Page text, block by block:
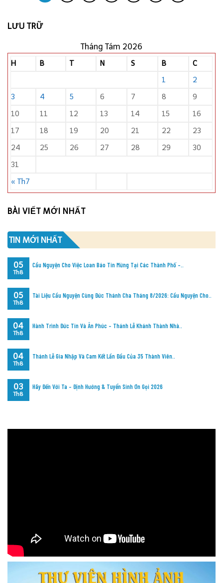
LƯU TRỮ
Tháng Tám 2026
H B T N S B C
« Th7
1
2
3
4 5 6 7 8
9
10
11 12 13 14 15
16
17
18 19 20 21 22
23
24
25 26 27 28 29
30
31
BÀI VIẾT MỚI NHẤT
TIN MỚI NHẤT
Cầu Nguyện Cho Việc Loan Báo Tin Mừng Tại Các Thành Phố –..
05
Th8
Tài Liệu Cầu Nguyện Cùng Đức Thánh Cha Tháng 8/2026: Cầu Nguyện Cho..
05
Th8
Hành Trình Đức Tin Và Ân Phúc – Thánh Lễ Khánh Thành Nhà..
04
Th8
Thánh Lễ Gia Nhập Và Cam Kết Lần Đầu Của 35 Thành Viên..
04
Th8
Hãy Đến Với Ta – Định Hướng & Tuyển Sinh Ơn Gọi 2026
03
Th8